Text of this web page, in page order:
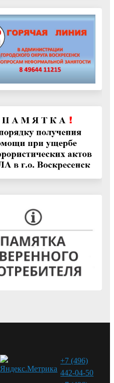
+7 (496)
442-04-50